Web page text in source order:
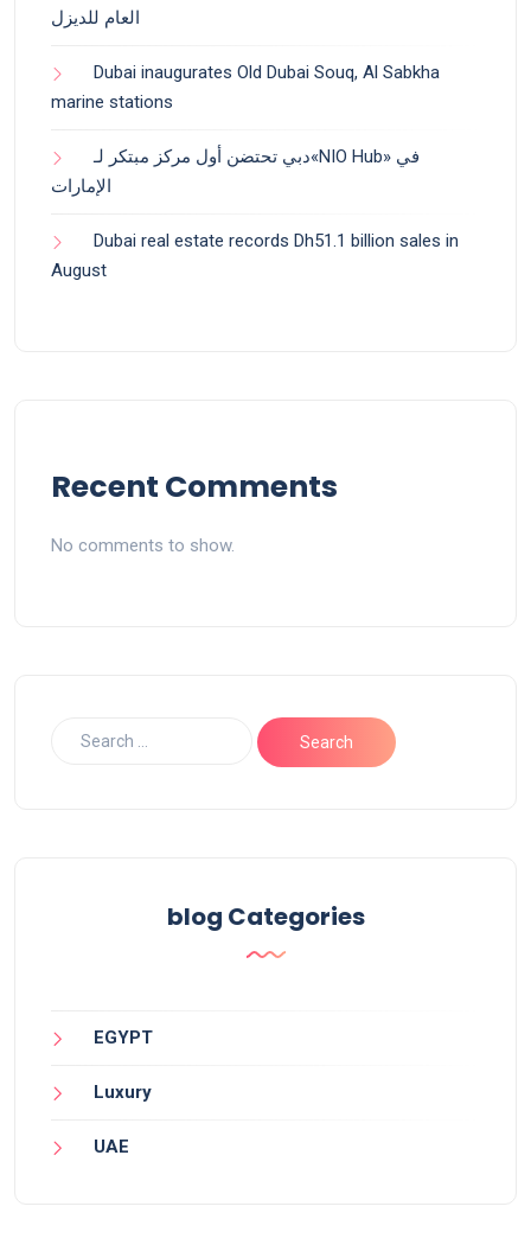
العام للديزل
Dubai inaugurates Old Dubai Souq, Al Sabkha
marine stations
دبي تحتضن أول مركز مبتكر لـ«NIO Hub» في
الإمارات
Dubai real estate records Dh51.1 billion sales in
August
Recent Comments
No comments to show.
blog Categories
EGYPT
Luxury
UAE